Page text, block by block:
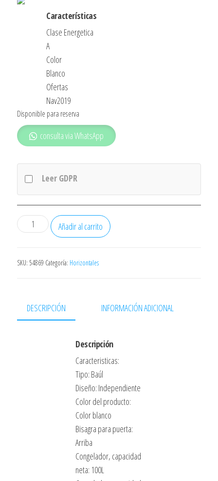
Características
Clase Energetica
A
Color
Blanco
Ofertas
Nav2019
Disponible para reserva
consulta via WhatsApp
Leer GDPR
Congelador
Ignis
102l
Añadir al carrito
SKU: 54869 Categoría: Horizontales
DESCRIPCIÓN INFORMACIÓN ADICIONAL
Descripción
Caracteristicas:
Tipo: Baúl
Diseño: Independiente
Color del producto:
Color blanco
Bisagra para puerta:
Arriba
Congelador, capacidad
neta: 100L